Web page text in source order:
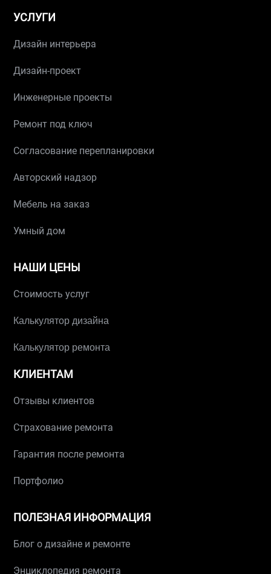
УСЛУГИ
Дизайн интерьера
Дизайн-проект
Инженерные проекты
Ремонт под ключ
Согласование перепланировки
Авторский надзор
Мебель на заказ
Умный дом
НАШИ ЦЕНЫ
Стоимость услуг
Калькулятор дизайна
Калькулятор ремонта
КЛИЕНТАМ
Отзывы клиентов
Страхование ремонта
Гарантия после ремонта
Портфолио
ПОЛЕЗНАЯ ИНФОРМАЦИЯ
Блог о дизайне и ремонте
Энциклопедия ремонта